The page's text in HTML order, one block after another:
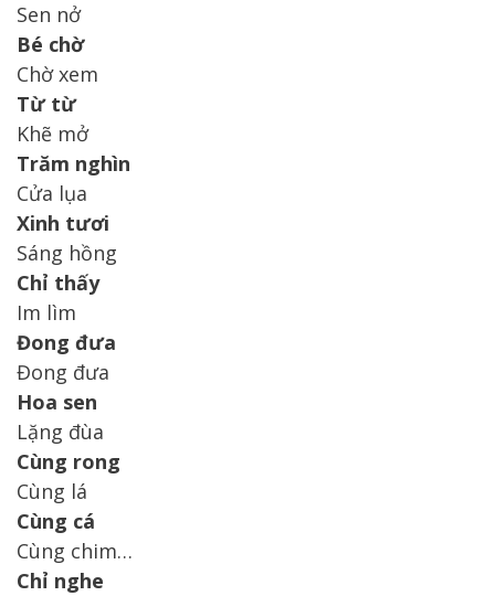
Sen nở
Bé chờ
Chờ xem
Từ từ
Khẽ mở
Trăm nghìn
Cửa lụa
Xinh tươi
Sáng hồng
Chỉ thấy
Im lìm
Đong đưa
Đong đưa
Hoa sen
Lặng đùa
Cùng rong
Cùng lá
Cùng cá
Cùng chim…
Chỉ nghe